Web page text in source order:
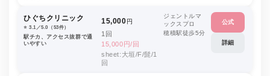
ひぐちクリニック
⭐️ 3.1／5.0（53件）
駅チカ、アクセス抜群で通
いやすい
15,000円
1回
15,000円/回
sheet:大垣/F/髭/1
回
ジェントルマ
ックスプロ
穂積駅徒歩5分
公式
詳細